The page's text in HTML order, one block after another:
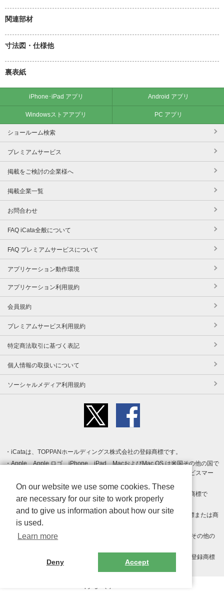
関連部材
寸法図・仕様他
裏表紙
iPhone･iPad アプリ Android アプリ
Windowsストアアプリ PC アプリ
ショールーム検索
プレミアムサービス
掲載をご検討の企業様へ
掲載企業一覧
お問合わせ
FAQ iCata全般について
FAQ プレミアムサービスについて
アプリケーション動作環境
アプリケーション利用規約
会員規約
プレミアムサービス利用規約
特定商法取引に基づく表記
個人情報の取扱いについて
ソーシャルメディア利用規約
iCataは、TOPPANホールディングス株式会社の登録商標です。
Apple、Apple ロゴ、iPhone、iPad、MacおよびMac OS は米国その他の国で
登録された Apple Inc. の商標です。App Store は Apple Inc. のサービスマー
クです。
Android、Google Play および Google Play ロゴ は Google LLC の商標で
す。
Windows は Microsoft Inc.の米国およびその他の国における登録商標または商
標です。
Adobe、Adobe Reader、Adobe PDF は、Adobe Inc.の米国およびその他の
その他、記載されている会社名、商品名、ロゴは各社の商標または登録商標
On our website we use some cookies. These
are necessary for our site to work properly
and to give us information about how our site
is used.
Learn more
Deny Accept